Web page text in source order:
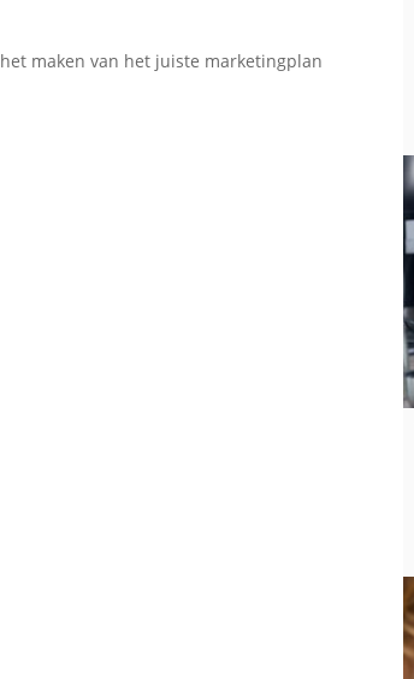
maken van het juiste marketingplan